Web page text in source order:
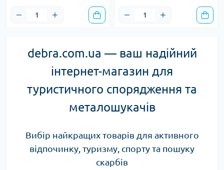
debra.com.ua — ваш надійний
інтернет-магазин для
туристичного спорядження та
металошукачів
Вибір найкращих товарів для активного
відпочинку, туризму, спорту та пошуку
скарбів